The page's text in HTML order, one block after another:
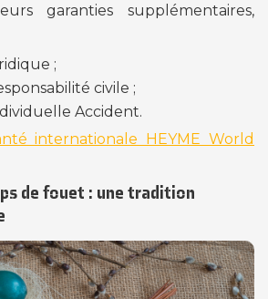
garanties supplémentaires,
;
civile ;
Accident.
internationale HEYME World
de fouet : une tradition